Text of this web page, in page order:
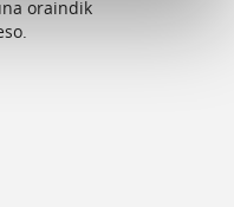
oraindik